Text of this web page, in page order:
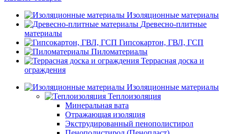
Изоляционные материалы
Древесно-плитные
материалы
Гипсокартон, ГВЛ, ГСП
Пиломатериалы
Террасная доска и
ограждения
Изоляционные материалы
Теплоизоляция
Минеральная вата
Отражающая изоляция
Экструдированный пенополистирол